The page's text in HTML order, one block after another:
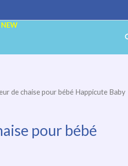
NEW
de chaise pour bébé Happicute Baby
pour bébé
Le
actuel